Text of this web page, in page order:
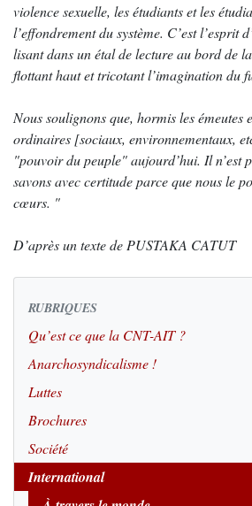
violence sexuelle, les étudiants et les
l’effondrement du système. C’est l’esprit
lisant dans un étal de lecture au bord de
flottant haut et tricotant l’imagination du
Nous soulignons que, hormis les émeutes
ordinaires [sociaux, environnementaux,
"pouvoir du peuple" aujourd’hui. Il n’est
savons avec certitude parce que nous le
cœurs. "
D’après un texte de PUSTAKA CATUT
RUBRIQUES
Qu’est ce que la CNT-AIT ?
Anarchosyndicalisme !
Luttes
Brochures
Société
International